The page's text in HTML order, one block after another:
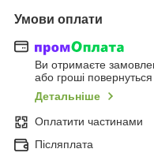
Умови оплати
Ви отримаєте
або гроші
Детальніше
Оплатити частинами
Післяплата